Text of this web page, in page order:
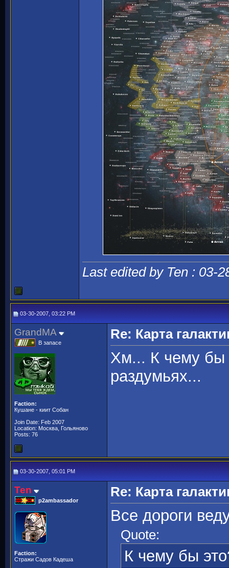
Last edited by Ten : 03-
03-30-2007, 03:22 PM
GrandMA
В запасе
Faction:
Кушане - киит Собан
Join Date: Feb 2007
Location: Москва, Гольяново
Posts: 76
Re: Карта
Хм... К чему бы
раздумьях...
03-30-2007, 05:01 PM
Ten
p2ambassador
Faction:
Стражи Садов Кадеша
Re: Карта
Все дороги
Quote:
К чему бы